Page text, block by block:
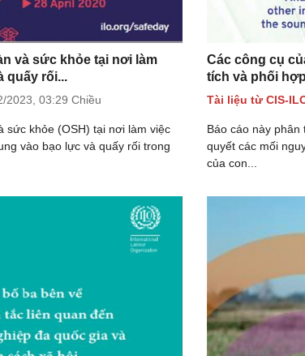
và sức khỏe tại nơi làm
quấy rối...
2023, 03:29 Chiều
sức khỏe (OSH) tại nơi làm việc
vào bạo lực và quấy rối trong
Các công cụ
tích và phối
Tài liệu từ CIS-
Báo cáo này
quyết các mối
của con...